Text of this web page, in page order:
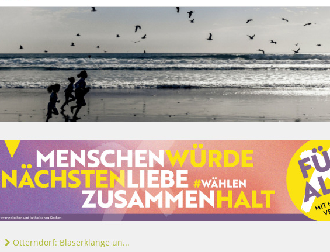
Otterndorf: Bläserklänge un...